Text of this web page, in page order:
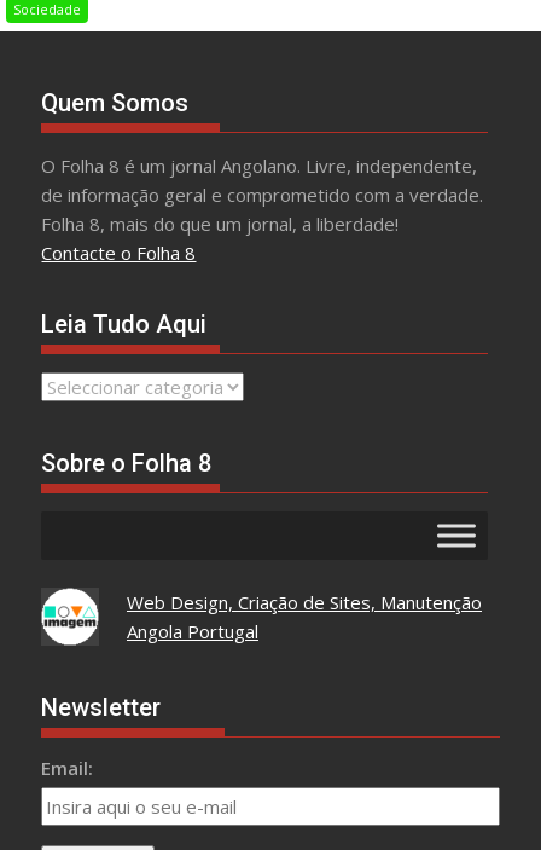
Sociedade
Quem Somos
O Folha 8 é um jornal Angolano. Livre, independente,
de informação geral e comprometido com a verdade.
Folha 8, mais do que um jornal, a liberdade!
Contacte o Folha 8
Leia Tudo Aqui
Leia
Sobre o Folha 8
Web Design, Criação de Sites, Manutenção
Angola Portugal
Newsletter
Email: